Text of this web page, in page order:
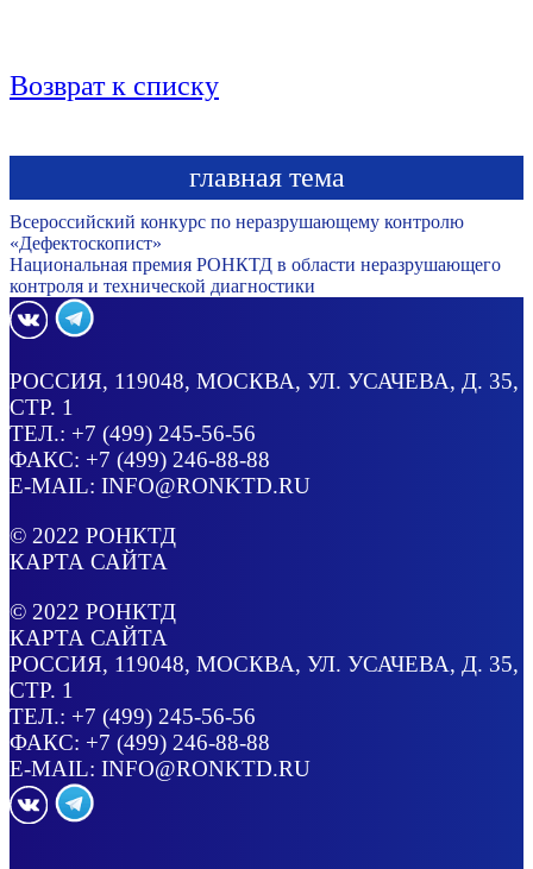
Возврат к списку
главная тема
Всероссийский конкурс по неразрушающему контролю
«Дефектоскопист»
Национальная премия РОНКТД в области неразрушающего
контроля и технической диагностики
РОССИЯ, 119048, МОСКВА, УЛ. УСАЧЕВА, Д. 35,
СТР. 1
ТЕЛ.: +7 (499) 245-56-56
ФАКС: +7 (499) 246-88-88
E-MAIL: INFO@RONKTD.RU
© 2022 РОНКТД
КАРТА САЙТА
© 2022 РОНКТД
КАРТА САЙТА
РОССИЯ, 119048, МОСКВА, УЛ. УСАЧЕВА, Д. 35,
СТР. 1
ТЕЛ.: +7 (499) 245-56-56
ФАКС: +7 (499) 246-88-88
E-MAIL: INFO@RONKTD.RU